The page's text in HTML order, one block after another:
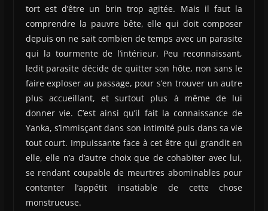
tort est d’être un brin trop agitée. Mais il faut la
comprendre la pauvre bête, elle qui doit composer
depuis on ne sait combien de temps avec un parasite
qui la tourmente de l’intérieur. Peu reconnaissant,
ledit parasite décide de quitter son hôte, non sans le
faire exploser au passage, pour s’en trouver un autre
plus accueillant, et surtout plus à même de lui
donner vie. C’est ainsi qu’il fait la connaissance de
Yanka, s’immisçant dans son intimité puis dans sa vie
tout court. Impuissante face à cet être qui grandit en
elle, elle n’a d’autre choix que de cohabiter avec lui,
se rendant coupable de meurtres abominables pour
contenter l’appétit insatiable de cette chose
monstrueuse.